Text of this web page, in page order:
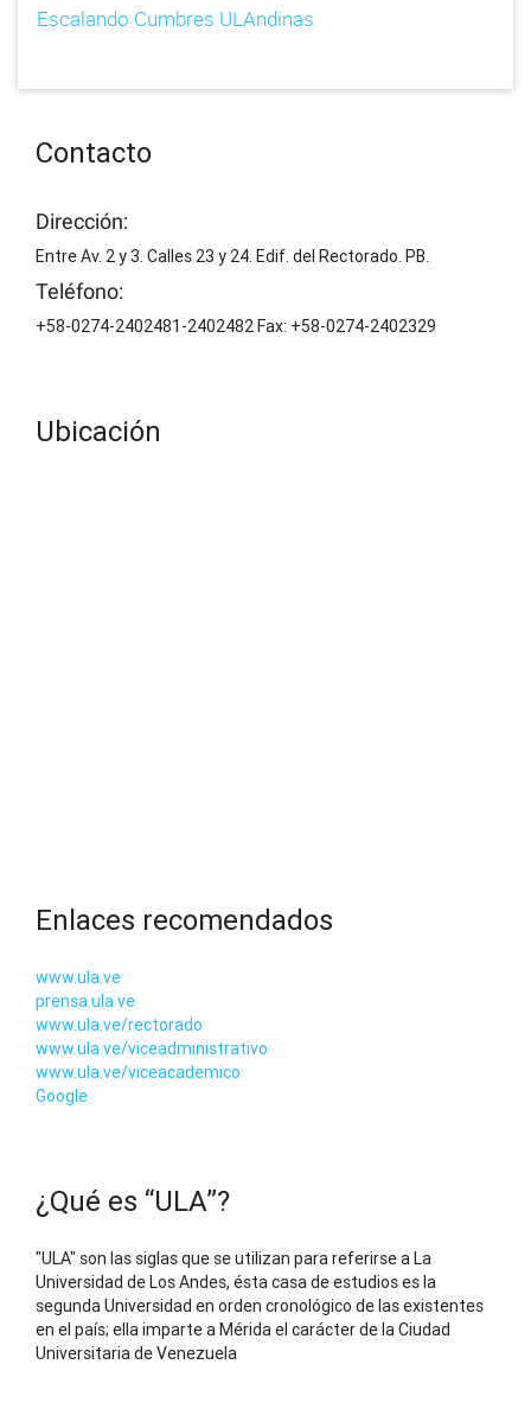
Escalando Cumbres ULAndinas
Contacto
Dirección:
Entre Av. 2 y 3. Calles 23 y 24. Edif. del Rectorado. PB.
Teléfono:
+58-0274-2402481-2402482 Fax: +58-0274-2402329
Ubicación
Enlaces recomendados
www.ula.ve
prensa.ula.ve
www.ula.ve/rectorado
www.ula.ve/viceadministrativo
www.ula.ve/viceacademico
Google
¿Qué es “ULA”?
"ULA" son las siglas que se utilizan para referirse a La
Universidad de Los Andes, ésta casa de estudios es la
segunda Universidad en orden cronológico de las existentes
en el país; ella imparte a Mérida el carácter de la Ciudad
Universitaria de Venezuela